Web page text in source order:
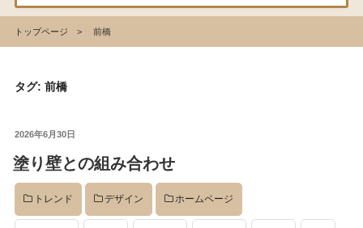
トップページ 前橋
タグ: 前橋
投
日:
2026年6月30日
塗り壁との組み合わせ
トレンド デザイン ホームページ
収納
仕事の風景
イベント
完成後